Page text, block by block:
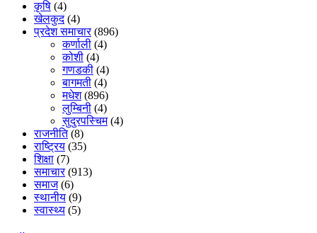
कृषि (4)
खेलकुद(4)
प्रदेश समाचार(896)
कर्णाली (4)
कोशी (4)
गणडकी (4)
बागमती (4)
मधेश(896)
लुम्बिनी (4)
सुदुरपस्चिम(4)
राजनीति(8)
राष्ट्रिय (35)
शिक्षा (7)
समाचार(913)
समाज(6)
स्थानीय (9)
स्वास्थ्य (5)